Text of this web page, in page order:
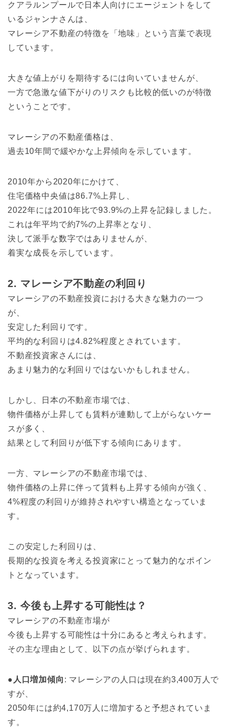
クアラルンプールで日本人向けにエージェントをして
いるジャンナさんは、
マレーシア不動産の特徴を「地味」という言葉で表現
しています。
大きな値上がりを期待するには向いていませんが、
一方で急激な値下がりのリスクも比較的低いのが特徴
ということです。
マレーシアの不動産価格は、
過去10年間で緩やかな上昇傾向を示しています。
2010年から2020年にかけて、
住宅価格中央値は86.7%上昇し、
2022年には2010年比で93.9%の上昇を記録しました。
これは年平均で約7%の上昇率となり、
決して派手な数字ではありませんが、
着実な成長を示しています。
2. マレーシア不動産の利回り
マレーシアの不動産投資における大きな魅力の一つ
が、
安定した利回りです。
平均的な利回りは4.82%程度とされています。
不動産投資家さんには、
あまり魅力的な利回りではないかもしれません。
しかし、日本の不動産市場では、
物件価格が上昇しても賃料が連動して上がらないケー
スが多く、
結果として利回りが低下する傾向にあります。
一方、マレーシアの不動産市場では、
物件価格の上昇に伴って賃料も上昇する傾向が強く、
4%程度の利回りが維持されやすい構造となっていま
す。
この安定した利回りは、
長期的な投資を考える投資家にとって魅力的なポイン
トとなっています。
3. 今後も上昇する可能性は？
マレーシアの不動産市場が
今後も上昇する可能性は十分にあると考えられます。
その主な理由として、以下の点が挙げられます。
● 人口増加傾向 : マレーシアの人口は現在約3,400万人で
すが、
2050年には約4,170万人に増加すると予想されていま
す。